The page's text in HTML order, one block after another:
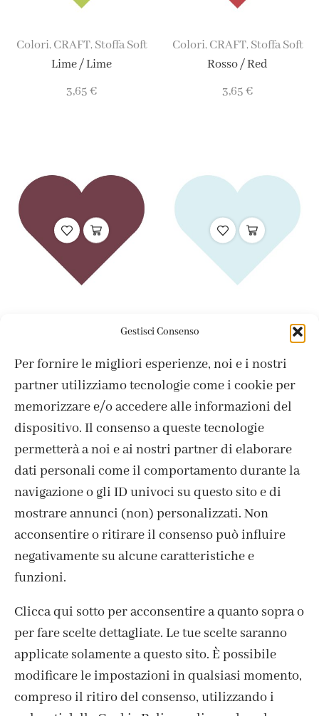
Gestisci Consenso
Per fornire le migliori esperienze, noi e i nostri
partner utilizziamo tecnologie come i cookie per
memorizzare e/o accedere alle informazioni del
dispositivo. Il consenso a queste tecnologie
permetterà a noi e ai nostri partner di elaborare
dati personali come il comportamento durante la
navigazione o gli ID univoci su questo sito e di
mostrare annunci (non) personalizzati. Non
acconsentire o ritirare il consenso può influire
negativamente su alcune caratteristiche e
funzioni.
Clicca qui sotto per acconsentire a quanto sopra o
per fare scelte dettagliate. Le tue scelte saranno
applicate solamente a questo sito. È possibile
modificare le impostazioni in qualsiasi momento,
compreso il ritiro del consenso, utilizzando i
Colori, CRAFT, Stoffa Soft
Lime / Lime
3,65€
Colori, CRAFT, Stoffa Soft
Rosso / Red
3,65€
3,65€
Stoffa Soft
3,65€
ISCRIVITI ALLA NEWSLETTER